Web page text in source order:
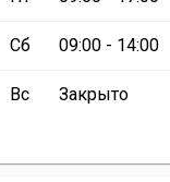
Сб 09:00 - 14:00
Вс Закрыто